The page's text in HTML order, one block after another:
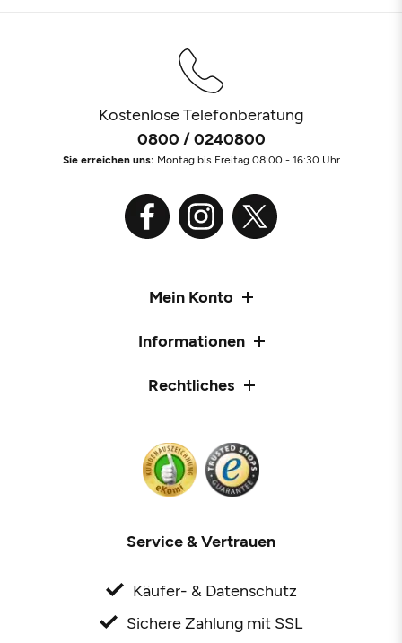
Kostenlose Telefonberatung
0800 / 0240800
Sie erreichen uns: Montag bis Freitag 08:00 - 16:30 Uhr
Mein Konto
Informationen
Rechtliches
Service & Vertrauen
Käufer- & Datenschutz
Sichere Zahlung mit SSL